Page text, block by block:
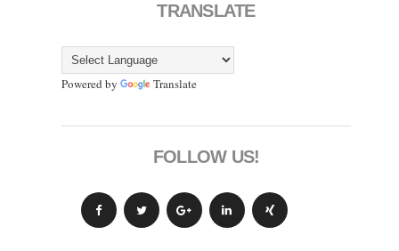
TRANSLATE
Powered by Translate
FOLLOW US!